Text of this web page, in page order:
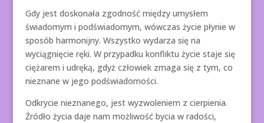
Gdy jest doskonała zgodność między umysłem
świadomym i podświadomym, wówczas życie płynie w
sposób harmonijny. Wszystko wydarza się na
wyciągnięcie ręki. W przypadku konfliktu życie staje się
ciężarem i udręką, gdyż człowiek zmaga się z tym, co
nieznane w jego podświadomości.
Odkrycie nieznanego, jest wyzwoleniem z cierpienia.
Źródło życia daje nam możliwość bycia w radości,